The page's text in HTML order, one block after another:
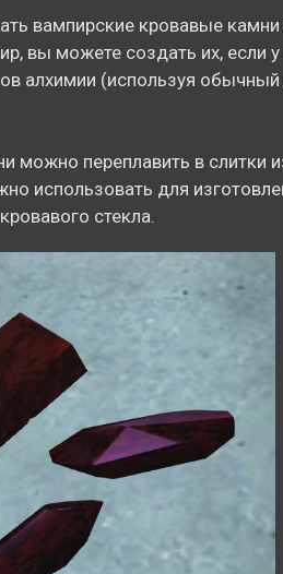
вампирские кровавые камни
вы можете создать их, если у
алхимии (используя
можно переплавить в слитки
использовать для
стекла.